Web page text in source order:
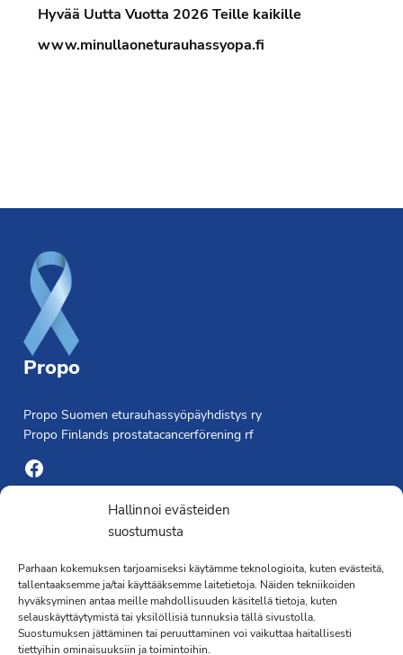
Hallinnoi evästeiden
suostumusta
Parhaan kokemuksen tarjoamiseksi käytämme teknologioita, kuten evästeitä,
tallentaaksemme ja/tai käyttääksemme laitetietoja. Näiden tekniikoiden
hyväksyminen antaa meille mahdollisuuden käsitellä tietoja, kuten
selauskäyttäytymistä tai yksilöllisiä tunnuksia tällä sivustolla.
Suostumuksen jättäminen tai peruuttaminen voi vaikuttaa haitallisesti
tiettyihin ominaisuuksiin ja toimintoihin.
Hyvää Uutta Vuotta 2026 Teille kaikille
www.minullaoneturauhassyopa.fi
Propo
Propo Suomen eturauhassyöpäyhdistys ry
Propo Finlands prostatacancerförening rf
Facebook
Yhdistyksen toimisto
Laivapojankatu 3 C, 00180 Helsinki
toimisto@propo.fi
Saavutettavuusseloste »
Toiminnanjohtaja